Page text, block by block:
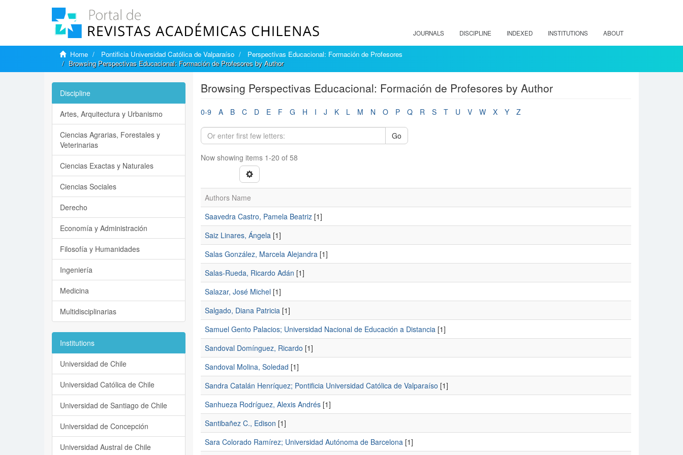
JOURNALS DISCIPLINE INDEXED INSTITUTIONS ABOUT
Home Pontificia Universidad Católica de Valparaíso
Perspectivas Educacional: Formación de Profesores
Browsing Perspectivas Educacional: Formación de Profesores by Author
Browsing Perspectivas Educacional: Formación de Profesores by Author
0-9 A B C D E F G H I J K L M N O P Q R S T U V W X Y Z
Go
Now showing items 1-20 of 58
Authors Name
Saavedra Castro, Pamela Beatriz[1]
Saiz Linares, Ángela[1]
Salas González, Marcela Alejandra[1]
Salas-Rueda, Ricardo Adán [1]
Salazar, José Michel[1]
Salgado, Diana Patricia[1]
Samuel Gento Palacios; Universidad Nacional de Educación a Distancia[1]
Sandoval Domínguez, Ricardo [1]
Sandoval Molina, Soledad [1]
Sandra Catalán Henríquez; Pontificia Universidad Católica de Valparaíso [1]
Sanhueza Rodríguez, Alexis Andrés[1]
Santibañez C., Edison [1]
Sara Colorado Ramírez; Universidad Autónoma de Barcelona[1]
Discipline
Artes, Arquitectura y Urbanismo
Ciencias Agrarias, Forestales y
Veterinarias
Ciencias Exactas y Naturales
Ciencias Sociales
Derecho
Economía y Administración
Filosofía y Humanidades
Ingeniería
Medicina
Multidisciplinarias
Institutions
Universidad de Chile
Universidad Católica de Chile
Universidad de Santiago de Chile
Universidad de Concepción
Universidad Austral de Chile